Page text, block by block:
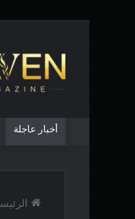
أخبار عاجلة